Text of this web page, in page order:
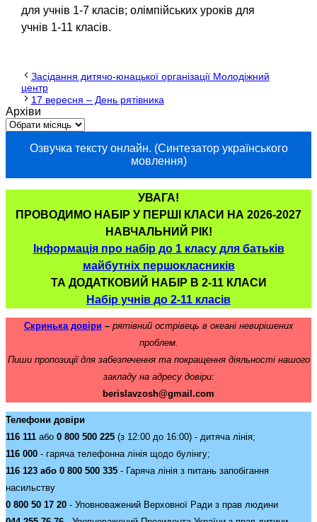
для учнів 1-7 класів; олімпійських уроків для
учнів 1-11 класів.
Засідання дитячо-юнацької організації Молодіжний
центр
17 вересня – День рятівника
Архіви
Озвучка тексту онлайн. (Синтезатор українського
мовлення)
УВАГА!
ПРОВОДИМО НАБІР У ПЕРШІ КЛАСИ НА 2026-2027
НАВЧАЛЬНИЙ РІК!
Інформація про набір до 1 класу для батьків
майбутніх першокласників
ТА ДОДАТКОВИЙ НАБІР В 2-11 КЛАСИ
Набір учнів до 2-11 класів
Скринька довіри– рятівний острівець в океані невирішених
проблем.
Пиши пропозиції для забезпечення та покращення діяльності нашого
закладу на адресу довіри:
berislavzosh@gmail.com
Телефони довіри
116 111 або 0 800 500 225 (з 12:00 до 16:00) - дитяча лінія;
116 000 - гаряча телефонна лінія щодо булінгу;
116 123 або 0 800 500 335 - Гаряча лінія з питань запобігання
насильству
0 800 50 17 20 - Уповноважений Верховної Ради з прав людини